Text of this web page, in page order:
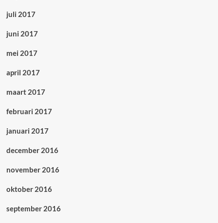
juli 2017
juni 2017
mei 2017
april 2017
maart 2017
februari 2017
januari 2017
december 2016
november 2016
oktober 2016
september 2016